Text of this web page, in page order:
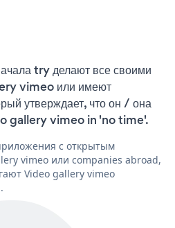
try делают все своими
vimeo или имеют
утверждает, что он / она
gallery vimeo in 'no time'.
с открытым
vimeo или companies abroad,
Video gallery vimeo